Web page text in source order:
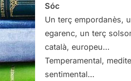
Sóc
Un terç empordanès,
egarenc, un terç
català, europeu…
Temperamental,
sentimental…